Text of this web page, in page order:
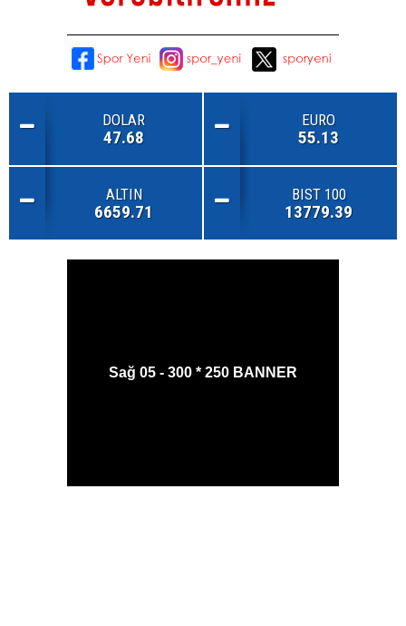
DOLAR
47.68
EURO
55.13
ALTIN
6659.71
BIST 100
13779.39
Sağ 05 - 300 * 250 BANNER